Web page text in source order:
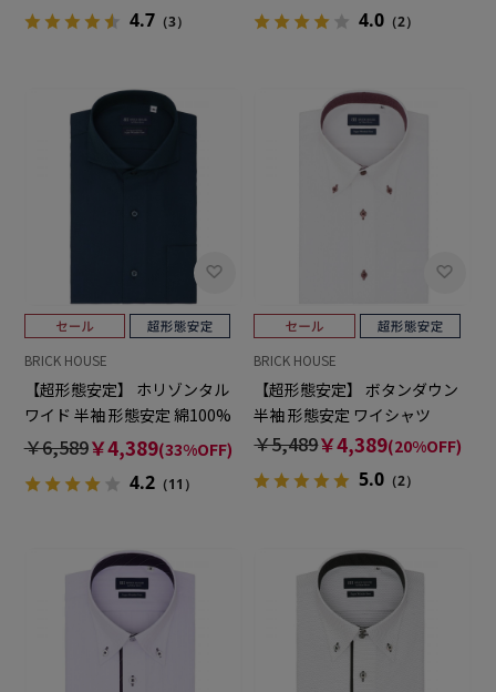
4.7（3） 4.0 （2）
BRICK HOUSE
【超形態安定】 ホリゾンタル
ワイド 半袖 形態安定 綿100%
ワイシャツ
￥6,589￥4,389(33%OFF)
4.2（11）
BRICK HOUSE
【超形態安定】 ボタンダウン
半袖 形態安定 ワイシャツ
￥5,489￥4,389(20%OFF)
5.0 （2）